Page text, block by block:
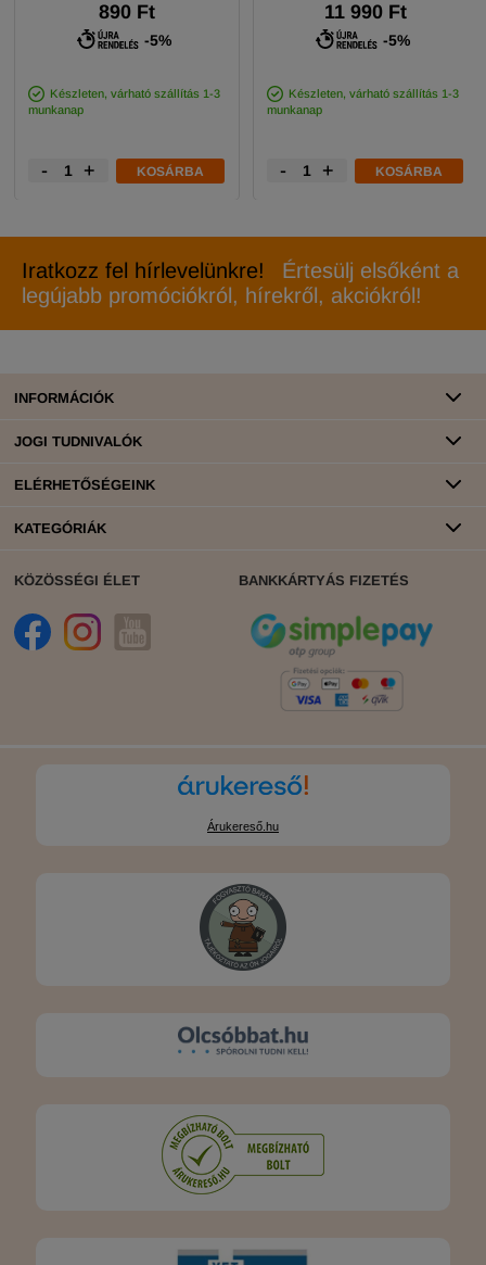
890 Ft
-5%
Készleten, várható szállítás 1-3
munkanap
- + KOSÁRBA
11 990 Ft
-5%
Készleten, várható szállítás 1-3
munkanap
- + KOSÁRBA
Iratkozz fel hírlevelünkre!
Értesülj elsőként a
legújabb promóciókról, hírekről, akciókról!
INFORMÁCIÓK
JOGI TUDNIVALÓK
ELÉRHETŐSÉGEINK
KATEGÓRIÁK
KÖZÖSSÉGI ÉLET BANKKÁRTYÁS FIZETÉS
Árukereső.hu